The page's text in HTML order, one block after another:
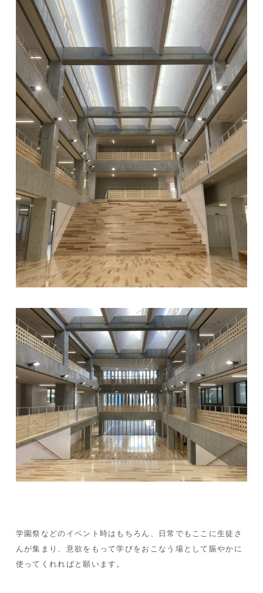
学園祭などのイベント時はもちろん、日常でもここに生徒さ
んが集まり、意欲をもって学びをおこなう場として賑やかに
使ってくれればと願います。